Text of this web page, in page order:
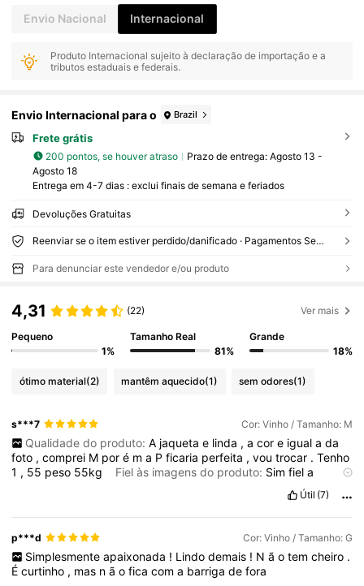
Envio Nacional Internacional
Produto Internacional sujeito à declaração de importação e a
tributos estaduais e federais.
Envio Internacional para o Brazil
Frete grátis
200 pontos, se houver atraso Prazo de entrega: Agosto 13 -
Agosto 18
Entrega em 4-7 dias : exclui finais de semana e feriados
Devoluções Gratuitas
Reenviar se o item estiver perdido/danificado · Pagamentos Seguros · Proteção de privacidade
Para denunciar este vendedor e/ou produto
4,31 (22) Ver mais
Pequeno
1%
Tamanho Real
81%
Grande
18%
ótimo material(2) mantêm aquecido(1) sem odores(1)
s***7 Cor: Vinho / Tamanho: M
Qualidade do produto: A jaqueta e linda , a cor e igual a da
foto ,comprei M poré ma Pficaria perfeita ,voutrocar .Tenho
1 , 55 peso 55kg Fiel às imagens do produto: Simfiela
Material do tecido:
Útil (7)
p***d Cor: Vinho / Tamanho: G
Simplesmente apaixonada ! Lindo demais ! N ã o tem cheiro .
Écurtinho , mas nãoficacoma barrigadefora